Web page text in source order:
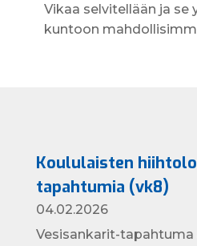
Vikaa selvitellään ja se
kuntoon
Koululaisten
tapahtumia (vk8)
04.02.2026
Vesisankarit-tapahtuma